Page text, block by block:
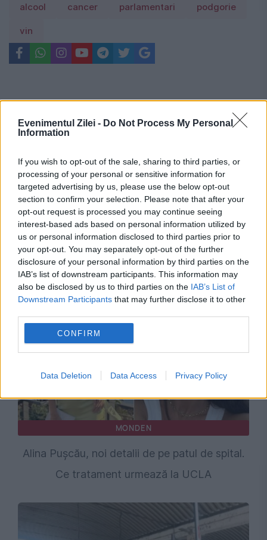
Evenimentul Zilei - Do Not Process My Personal
Information
If you wish to opt-out of the sale, sharing to third parties, or
processing of your personal or sensitive information for
targeted advertising by us, please use the below opt-out
section to confirm your selection. Please note that after your
opt-out request is processed you may continue seeing
interest-based ads based on personal information utilized by
us or personal information disclosed to third parties prior to
your opt-out. You may separately opt-out of the further
disclosure of your personal information by third parties on the
IAB’s list of downstream participants. This information may
also be disclosed by us to third parties on the IAB’s List of
Downstream Participants that may further disclose it to other
CONFIRM
Data Deletion Data Access Privacy Policy
alcool cancer parlamentari podgorie
vin
Recomandările noastre
MONDEN
Alina Pușcău, noi detalii de pe patul de spital.
Ce tratament urmează la UCLA